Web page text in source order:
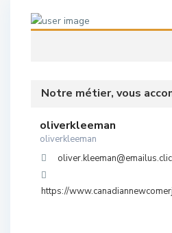
Notre métier, vous
oliverkleeman
oliverkleeman
https://